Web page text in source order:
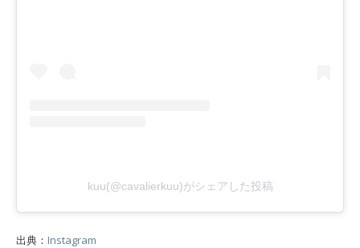
kuu(@cavalierkuu)がシェアした投稿
出典： Instagram